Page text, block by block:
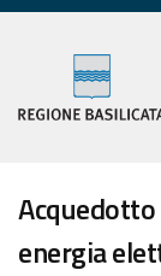
energia